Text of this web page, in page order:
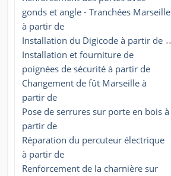
gonds et angle - Tranchées Marseille
à partir de
Installation du Digicode à partir de
Installation et fourniture de
poignées de sécurité à partir de
Changement de fût Marseille à
partir de
Pose de serrures sur porte en bois à
partir de
Réparation du percuteur électrique
à partir de
Renforcement de la charnière sur